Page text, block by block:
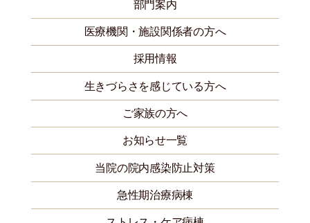
部門案内
医療機関・施設関係者の方へ
採用情報
生きづらさを感じている方へ
ご家族の方へ
お知らせ一覧
当院の院内感染防止対策
急性期治療病棟